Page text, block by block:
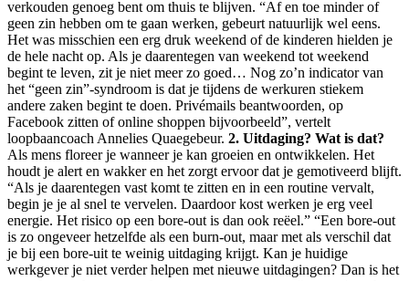
verkouden genoeg bent om thuis te blijven. “Af en toe minder of
geen zin hebben om te gaan werken, gebeurt natuurlijk wel eens.
Het was misschien een erg druk weekend of de kinderen hielden je
de hele nacht op. Als je daarentegen van weekend tot weekend
begint te leven, zit je niet meer zo goed… Nog zo’n indicator van
het “geen zin”-syndroom is dat je tijdens de werkuren stiekem
andere zaken begint te doen. Privémails beantwoorden, op
Facebook zitten of online shoppen bijvoorbeeld”, vertelt
loopbaancoach Annelies Quaegebeur. 2. Uitdaging? Wat is dat?
Als mens floreer je wanneer je kan groeien en ontwikkelen. Het
houdt je alert en wakker en het zorgt ervoor dat je gemotiveerd blijft.
“Als je daarentegen vast komt te zitten en in een routine vervalt,
begin je je al snel te vervelen. Daardoor kost werken je erg veel
energie. Het risico op een bore-out is dan ook reëel.” “Een bore-out
is zo ongeveer hetzelfde als een burn-out, maar met als verschil dat
je bij een bore-uit te weinig uitdaging krijgt. Kan je huidige
werkgever je niet verder helpen met nieuwe uitdagingen? Dan is het